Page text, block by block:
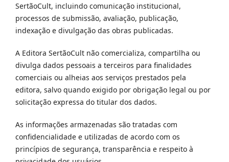
SertãoCult, incluindo comunicação institucional,
processos de submissão, avaliação, publicação,
indexação e divulgação das obras publicadas.
A Editora SertãoCult não comercializa, compartilha ou
divulga dados pessoais a terceiros para finalidades
comerciais ou alheias aos serviços prestados pela
editora, salvo quando exigido por obrigação legal ou por
solicitação expressa do titular dos dados.
As informações armazenadas são tratadas com
confidencialidade e utilizadas de acordo com os
princípios de segurança, transparência e respeito à